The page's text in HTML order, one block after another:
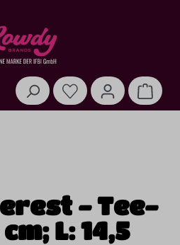
- Tee-
L: 14,5